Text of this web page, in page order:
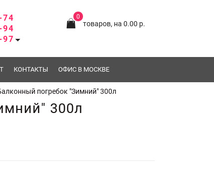
0
товаров, на 0.00 р.
74
94
97
КОНТАКТЫ ОФИС В МОСКВЕ
погребок "Зимний" 300л
300л